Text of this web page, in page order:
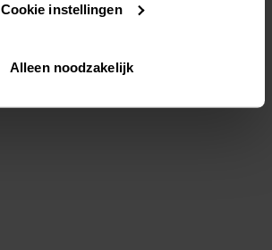
in onsprivacybeleid
kun je ook zelf instellen welke
Cookie instellingen
Alleen noodzakelijk